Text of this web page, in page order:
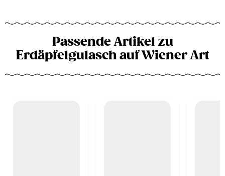
Passende Artikel zu
Erdäpfelgulasch auf Wiener Art